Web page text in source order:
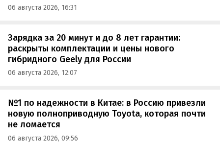
06 августа 2026, 16:31
Зарядка за 20 минут и до 8 лет гарантии:
раскрыты комплектации и цены нового
гибридного Geely для России
06 августа 2026, 12:07
№1 по надежности в Китае: в Россию привезли
новую полноприводную Toyota, которая почти
не ломается
06 августа 2026, 09:56